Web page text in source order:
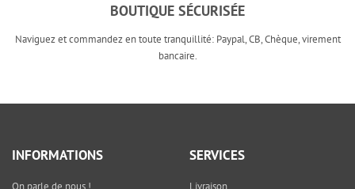
BOUTIQUE SÉCURISÉE
Naviguez et commandez en toute tranquillité: Paypal, CB, Chèque, virement
bancaire.
INFORMATIONS
On parle de nous !
SERVICES
Livraison